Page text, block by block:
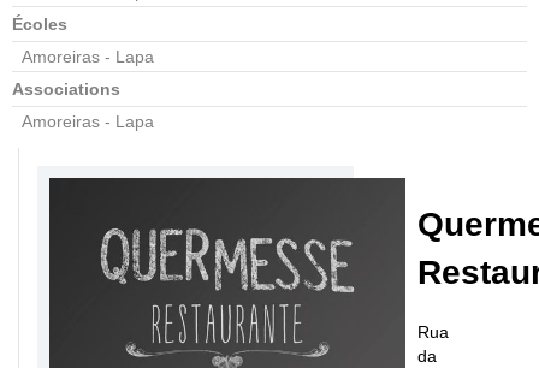
Écoles
Amoreiras - Lapa
Associations
Amoreiras - Lapa
Rua
da